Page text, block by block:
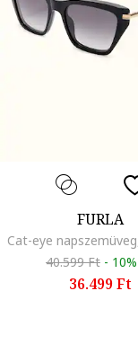
FURLA
40.599 Ft - 10%
36.499 Ft